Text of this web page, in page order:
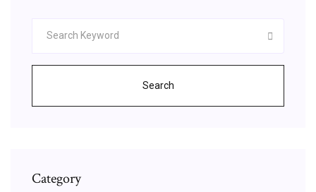
Search
Category